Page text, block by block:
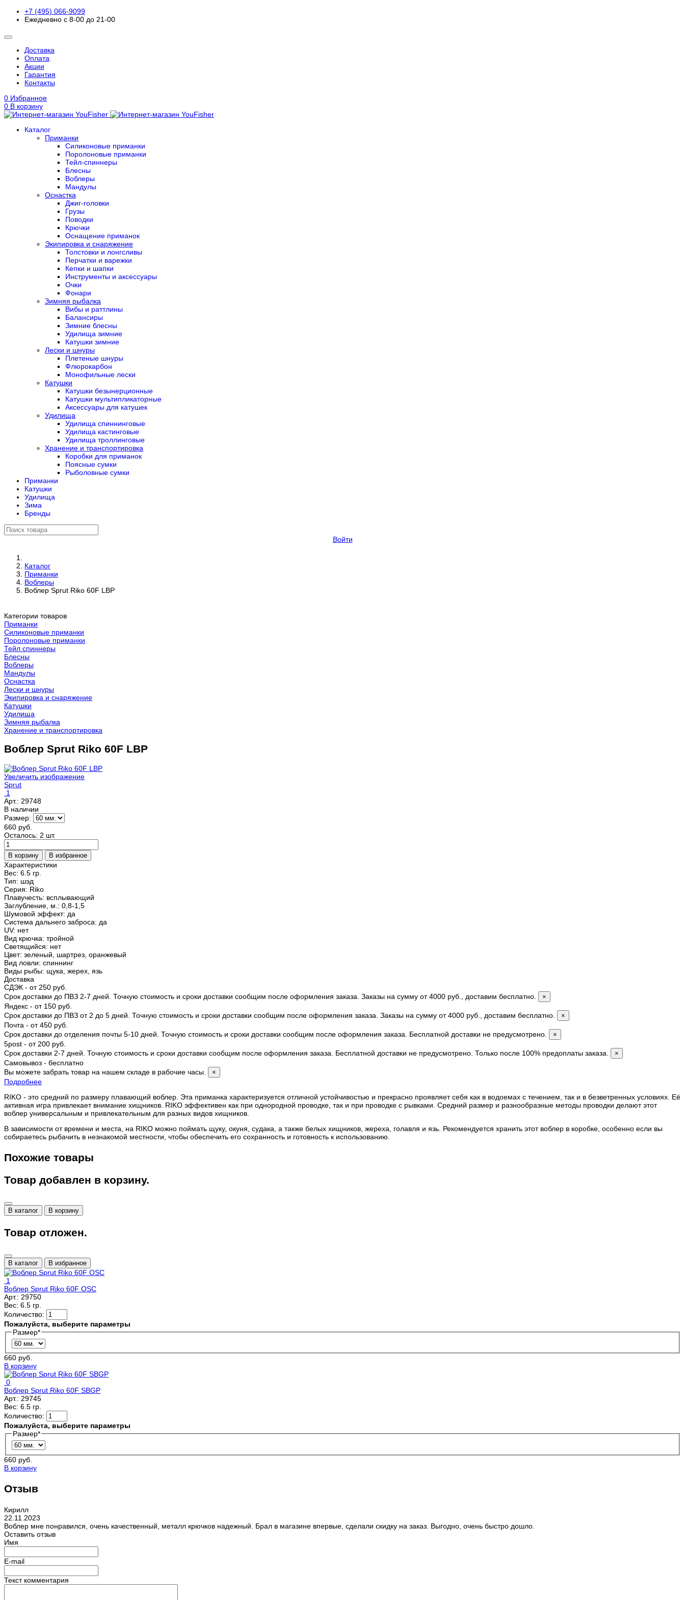
+7 (495) 066-9099
Ежедневно с 8-00 до 21-00
Доставка
Оплата
Акции
Гарантия
Контакты
0 Избранное
0 В корзину
Каталог
Приманки
Силиконовые приманки
Поролоновые приманки
Тейл-спиннеры
Блесны
Воблеры
Мандулы
Оснастка
Джиг-головки
Грузы
Поводки
Крючки
Оснащение приманок
Экипировка и снаряжение
Толстовки и лонгсливы
Перчатки и варежки
Кепки и шапки
Инструменты и аксессуары
Очки
Фонари
Зимняя рыбалка
Вибы и раттлины
Балансиры
Зимние блесны
Удилища зимние
Катушки зимние
Лески и шнуры
Плетеные шнуры
Флюрокарбон
Монофильные лески
Катушки
Катушки безынерционные
Катушки мультипликаторные
Аксессуары для катушек
Удилища
Удилища спиннинговые
Удилища кастинговые
Удилища троллинговые
Хранение и транспортировка
Коробки для приманок
Поясные сумки
Рыболовные сумки
Приманки
Катушки
Удилища
Зима
Бренды
Войти
Каталог
Приманки
Воблеры
Воблер Sprut Riko 60F LBP
Категории товаров
Приманки
Силиконовые приманки
Поролоновые приманки
Тейл спиннеры
Блесны
Воблеры
Мандулы
Оснастка
Лески и шнуры
Экипировка и снаряжение
Катушки
Удилища
Зимняя рыбалка
Хранение и транспортировка
Воблер Sprut Riko 60F LBP
Увеличить изображение
Sprut
1
Арт.: 29748
В наличии
Размер:
660 руб.
Осталось: 2 шт.
Характеристики
Вес: 6.5 гр.
Тип: шэд
Серия: Riko
Плавучесть: всплывающий
Заглубление, м. : 0,8-1,5
Шумовой эффект: да
Система дальнего заброса: да
UV: нет
Вид крючка: тройной
Светящийся: нет
Цвет: зеленый, шартрез, оранжевый
Вид ловли: спиннинг
Виды рыбы: щука, жерех, язь
Доставка
СДЭК - от 250 руб.
Срок доставки до ПВЗ 2-7 дней. Точную стоимость и сроки доставки сообщим после оформления заказа. Заказы на сумму от 4000 руб., доставим бесплатно.
×
Яндекс - от 150 руб.
Срок доставки до ПВЗ от 2 до 5 дней. Точную стоимость и сроки доставки сообщим после оформления заказа. Заказы на сумму от 4000 руб., доставим бесплатно.
×
Почта - от 450 руб.
Срок доставки до отделения почты 5-10 дней. Точную стоимость и сроки доставки сообщим после оформления заказа. Бесплатной доставки не предусмотрено.
×
5post - от 200 руб.
Срок доставки 2-7 дней. Точную стоимость и сроки доставки сообщим после оформления заказа. Бесплатной доставки не предусмотрено. Только после 100% предоплаты заказа.
×
Самовывоз - бесплатно
Вы можете забрать товар на нашем складе в рабочие часы.
×
Подробнее
RIKO - это средний по размеру плавающий воблер. Эта приманка характеризуется отличной устойчивостью и прекрасно проявляет себя как в водоемах с течением, так и в безветренных условиях. Её
активная игра привлекает внимание хищников. RIKO эффективен как при однородной проводке, так и при проводке с рывками. Средний размер и разнообразные методы проводки делают этот
воблер универсальным и привлекательным для разных видов хищников.
В зависимости от времени и места, на RIKO можно поймать щуку, окуня, судака, а также белых хищников, жереха, голавля и язь. Рекомендуется хранить этот воблер в коробке, особенно если вы
собираетесь рыбачить в незнакомой местности, чтобы обеспечить его сохранность и готовность к использованию.
Похожие товары
Товар добавлен в корзину.
В каталог В корзину
Товар отложен.
В каталог В избранное
1
Воблер Sprut Riko 60F OSC
Арт.: 29750
Вес: 6.5 гр.
Количество:
Пожалуйста, выберите параметры
Размер*
660 руб.
В корзину
0
Воблер Sprut Riko 60F SBGP
Арт.: 29745
Вес: 6.5 гр.
Количество:
Пожалуйста, выберите параметры
Размер*
660 руб.
В корзину
Отзыв
Кирилл
22.11.2023
Воблер мне понравился, очень качественный, металл крючков надежный. Брал в магазине впервые, сделали скидку на заказ. Выгодно, очень быстро дошло.
Оставить отзыв
Имя
E-mail
Текст комментария